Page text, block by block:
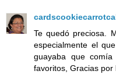
Te quedó preciosa.
especialmente el
guayaba que
favoritos, Gracias por